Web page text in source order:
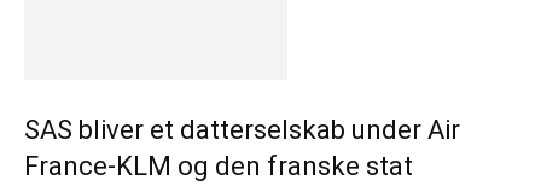
SAS bliver et datterselskab under Air
France-KLM og den franske stat